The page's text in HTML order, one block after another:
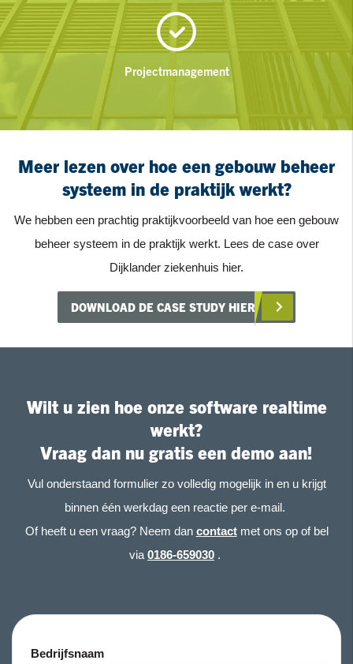
Projectmanagement
Meer lezen over hoe een gebouw beheer
systeem in de praktijk werkt?
We hebben een prachtig praktijkvoorbeeld van hoe een gebouw
beheer systeem in de praktijk werkt. Lees de case over
Dijklander ziekenhuis hier.
DOWNLOAD DE CASE STUDY HIER
Wilt u zien hoe onze software realtime
werkt?
Vraag dan nu gratis een demo aan!
Vul onderstaand formulier zo volledig mogelijk in en u krijgt
binnen één werkdag een reactie per e-mail.
Of heeft u een vraag? Neem dan contactmet ons op of bel
via 0186-659030 .
Bedrijfsnaam